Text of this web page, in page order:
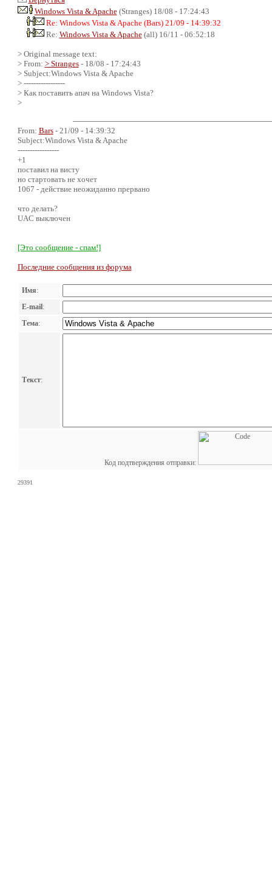
Windows Vista & Apache(Stranges) 18/08 - 17:24:43
Re: Windows Vista & Apache (Bars) 21/09 - 14:39:32
Re: Windows Vista & Apache(all) 16/11 - 06:52:18
> Original message text:
> From: > Stranges- 18/08 - 17:24:43
> Subject:Windows Vista & Apache
> -----------------
> Как поставить апач на Windows Vista?
>
From: Bars- 21/09 - 14:39:32
Subject:Windows Vista & Apache
-----------------
+1
поставил на висту
но стартовать не хочет
1067 - действие неожиданно прервано
что делать?
UAC выключен
[Это сообщение - спам!]
Последние сообщения из форума
Имя:
E-mail:
Тема:
Текст:
Код подтверждения отправки:
29391